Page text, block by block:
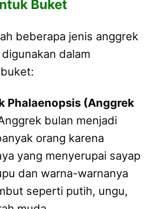
Buket
beberapa jenis anggrek
dalam
Phalaenopsis (Anggrek
bulan menjadi
orang karena
yang menyerupai sayap
dan warna-warnanya
seperti putih, ungu,